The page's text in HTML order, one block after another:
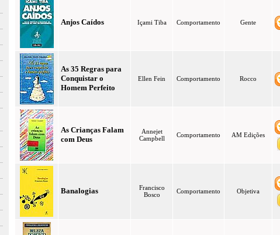
Anjos Caídos Içami Tiba Comportamento Gente
As 35 Regras para
Conquistar o
Homem Perfeito
Ellen Fein Comportamento Rocco
As Crianças Falam
com Deus
Annejet
Campbell
Comportamento AM Edições
Banalogias
Francisco
Bosco
Comportamento Objetiva